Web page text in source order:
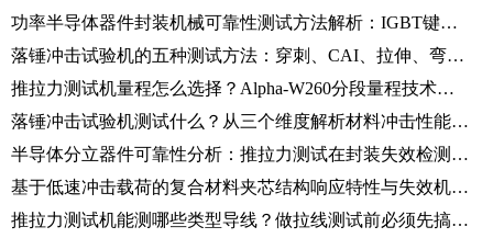
功率半导体器件封装机械可靠性测试方法解析：IGBT键合线拉力与芯片剪切检测
落锤冲击试验机的五种测试方法：穿刺、CAI、拉伸、弯曲及剥离冲击试验解析
推拉力测试机量程怎么选择？Alpha-W260分段量程技术详解
落锤冲击试验机测试什么？从三个维度解析材料冲击性能评价方法
半导体分立器件可靠性分析：推拉力测试在封装失效检测中的应用解析
基于低速冲击载荷的复合材料夹芯结构响应特性与失效机理研究（仪器化落锤法）
推拉力测试机能测哪些类型导线？做拉线测试前必须先搞清楚这些问题